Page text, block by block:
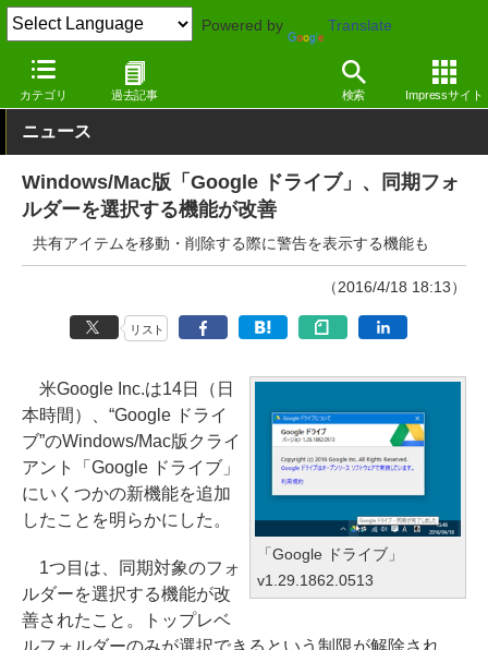
Powered by Translate
カテゴリ 過去記事 検索 Impressサイト
窓の杜 インターネット Windows
ニュース
Windows/Mac版「Google ドライブ」、同期フォ
ルダーを選択する機能が改善
共有アイテムを移動・削除する際に警告を表示する機能も
（2016/4/18 18:13）
リスト
「Google ドライブ」
v1.29.1862.0513
米Google Inc.は14日（日
本時間）、“Google ドライ
ブ”のWindows/Mac版クライ
アント「Google ドライブ」
にいくつかの新機能を追加
したことを明らかにした。
1つ目は、同期対象のフォ
ルダーを選択する機能が改
善されたこと。トップレベ
ルフォルダーのみが選択できるという制限が解除され、